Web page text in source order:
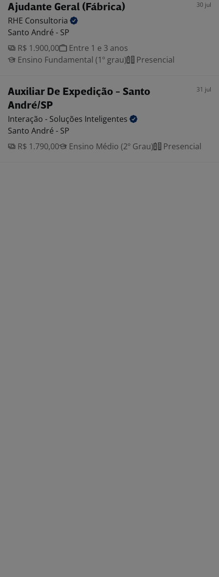
Ajudante Geral (Fábrica) 30 jul
RHE Consultoria
Santo André - SP
R$ 1.900,00
Entre 1 e 3 anos
Ensino Fundamental (1º grau)
Presencial
Auxiliar De Expedição - Santo
André/SP
31 jul
Interação - Soluções Inteligentes
Santo André - SP
R$ 1.790,00
Ensino Médio (2º Grau) Presencial